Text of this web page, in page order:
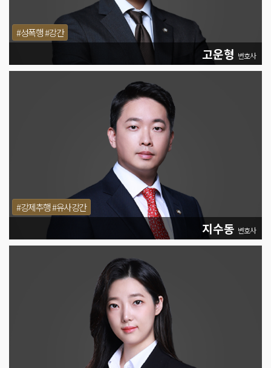
#성폭행 #강간
고운형 변호사
#강제추행 #유사강간
지수동 변호사